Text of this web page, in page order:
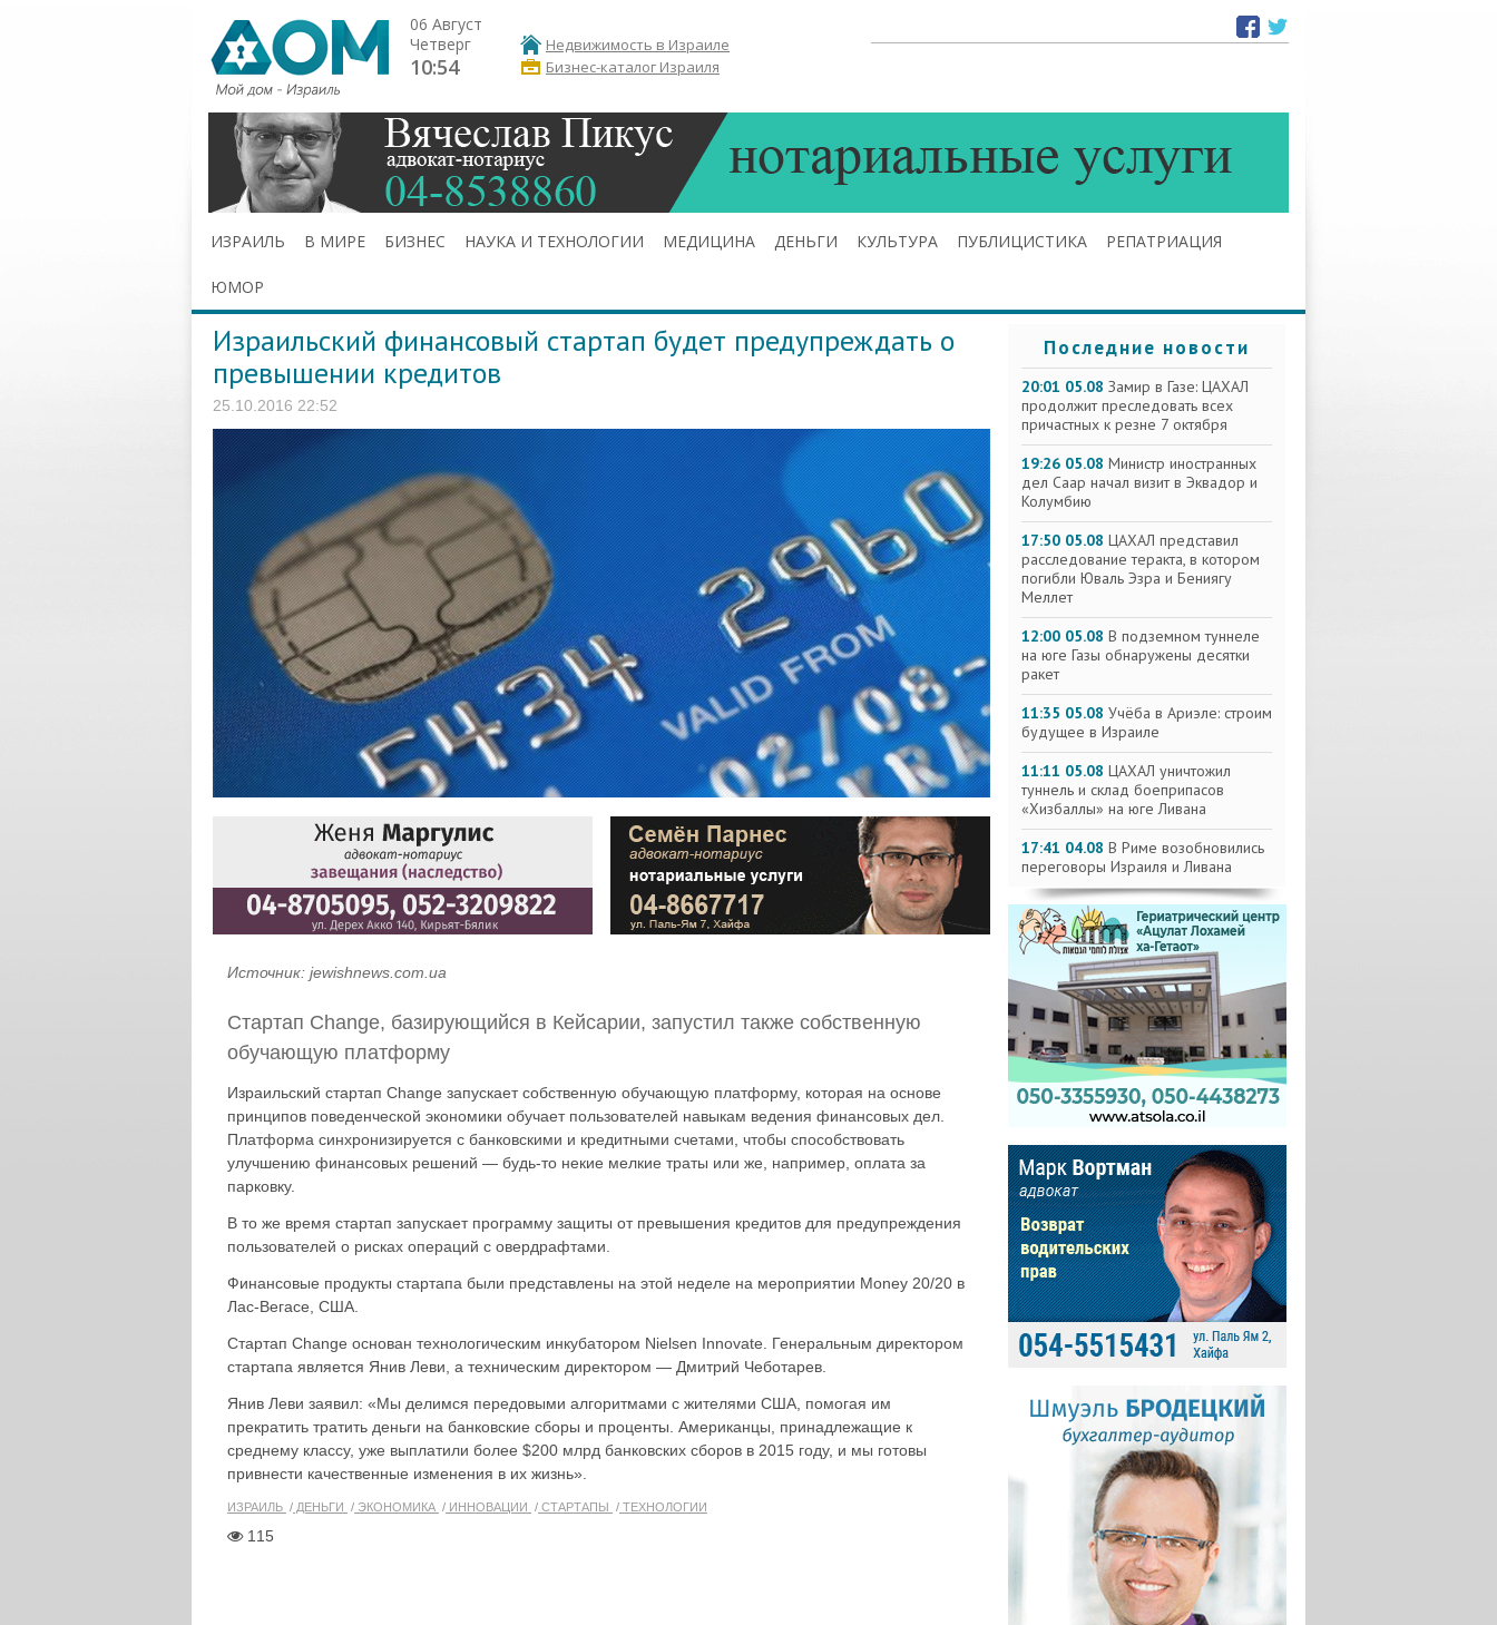
06 Август
Четверг
10:54
Недвижимость в Израиле
Бизнес-каталог Израиля
ИЗРАИЛЬ В МИРЕ БИЗНЕС НАУКА И ТЕХНОЛОГИИ МЕДИЦИНА ДЕНЬГИ КУЛЬТУРА ПУБЛИЦИСТИКА РЕПАТРИАЦИЯ
ЮМОР
Израильский финансовый стартап будет предупреждать о
превышении кредитов
25.10.2016 22:52
Источник: jewishnews.com.ua
Стартап Change, базирующийся в Кейсарии, запустил также собственную
обучающую платформу
Израильский стартап Change запускает собственную обучающую платформу, которая на основе
принципов поведенческой экономики обучает пользователей навыкам ведения финансовых дел.
Платформа синхронизируется с банковскими и кредитными счетами, чтобы способствовать
улучшению финансовых решений — будь-то некие мелкие траты или же, например, оплата за
парковку.
В то же время стартап запускает программу защиты от превышения кредитов для предупреждения
пользователей о рисках операций с овердрафтами.
Финансовые продукты стартапа были представлены на этой неделе на мероприятии Money 20/20 в
Лас-Вегасе, США.
Стартап Change основан технологическим инкубатором Nielsen Innovate. Генеральным директором
стартапа является Янив Леви, а техническим директором — Дмитрий Чеботарев.
Янив Леви заявил: «Мы делимся передовыми алгоритмами с жителями США, помогая им
прекратить тратить деньги на банковские сборы и проценты. Американцы, принадлежащие к
среднему классу, уже выплатили более $200 млрд банковских сборов в 2015 году, и мы готовы
привнести качественные изменения в их жизнь».
ИЗРАИЛЬ ДЕНЬГИ ЭКОНОМИКА ИННОВАЦИИ СТАРТАПЫ ТЕХНОЛОГИИ
115
Последние новости
20:01 05.08 Замир в Газе: ЦАХАЛ
продолжит преследовать всех
причастных к резне 7 октября
19:26 05.08 Министр иностранных
дел Саар начал визит в Эквадор и
Колумбию
17:50 05.08 ЦАХАЛ представил
расследование теракта, в котором
погибли Юваль Эзра и Бениягу
Меллет
12:00 05.08 В подземном туннеле
на юге Газы обнаружены десятки
ракет
11:35 05.08 Учёба в Ариэле: строим
будущее в Израиле
11:11 05.08 ЦАХАЛ уничтожил
туннель и склад боеприпасов
«Хизбаллы» на юге Ливана
17:41 04.08 В Риме возобновились
переговоры Израиля и Ливана